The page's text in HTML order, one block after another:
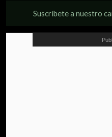
Suscríbete a nuestro